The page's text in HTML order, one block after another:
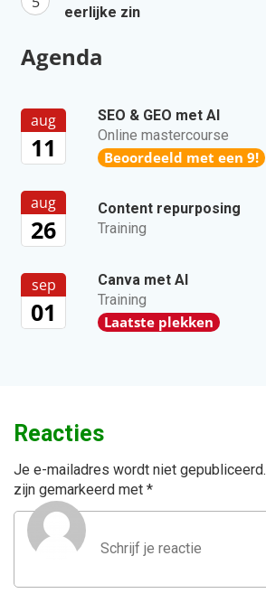
eerlijke zin
Agenda
aug
11
SEO & GEO met AI
Online mastercourse
Beoordeeld met een 9!
aug
26
Content repurposing
Training
sep
01
Canva met AI
Training
Laatste plekken
Reacties
Je e-mailadres wordt niet gepubliceerd.
zijn gemarkeerd met *